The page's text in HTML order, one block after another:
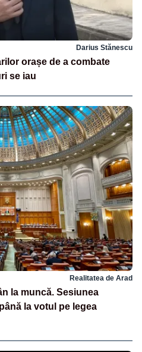
Darius Stănescu
orașe de a combate
se iau
Realitatea de Arad
la muncă. Sesiunea
la votul pe legea